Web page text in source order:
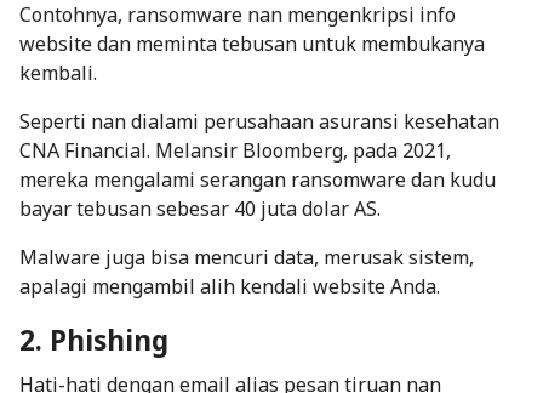
Contohnya, ransomware nan mengenkripsi info
website dan meminta tebusan untuk membukanya
kembali.
Seperti nan dialami perusahaan asuransi kesehatan
CNA Financial. Melansir Bloomberg, pada 2021,
mereka mengalami serangan ransomware dan kudu
bayar tebusan sebesar 40 juta dolar AS.
Malware juga bisa mencuri data, merusak sistem,
apalagi mengambil alih kendali website Anda.
2. Phishing
Hati-hati dengan email alias pesan tiruan nan